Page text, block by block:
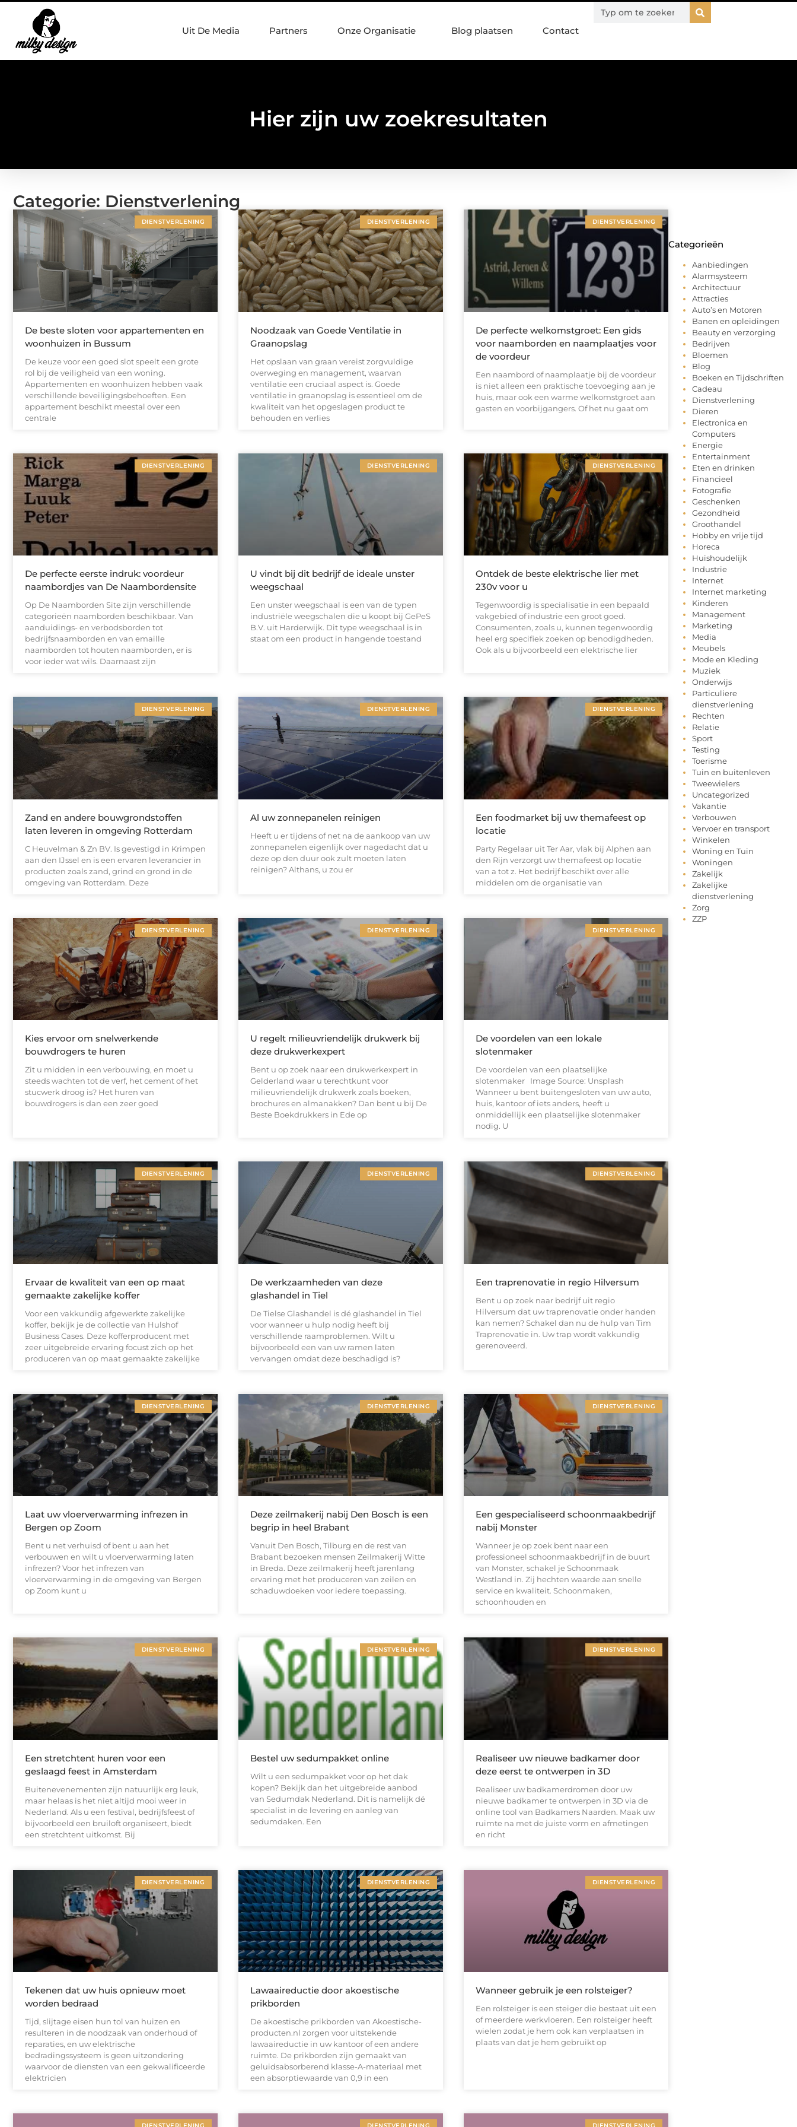
Uit De Media Partners Onze Organisatie Blog plaatsen Contact
Hier zijn uw zoekresultaten
Categorie: Dienstverlening
DIENSTVERLENING
De beste sloten voor appartementen en
woonhuizen in Bussum
De keuze voor een goed slot speelt een grote
rol bij de veiligheid van een woning.
Appartementen en woonhuizen hebben vaak
verschillende beveiligingsbehoeften. Een
appartement beschikt meestal over een
centrale
DIENSTVERLENING
Noodzaak van Goede Ventilatie in
Graanopslag
Het opslaan van graan vereist zorgvuldige
overweging en management, waarvan
ventilatie een cruciaal aspect is. Goede
ventilatie in graanopslag is essentieel om de
kwaliteit van het opgeslagen product te
behouden en verlies
DIENSTVERLENING
De perfecte welkomstgroet: Een gids
voor naamborden en naamplaatjes voor
de voordeur
Een naambord of naamplaatje bij de voordeur
is niet alleen een praktische toevoeging aan je
huis, maar ook een warme welkomstgroet aan
gasten en voorbijgangers. Of het nu gaat om
DIENSTVERLENING
De perfecte eerste indruk: voordeur
naambordjes van De Naambordensite
Op De Naamborden Site zijn verschillende
categorieën naamborden beschikbaar. Van
aanduidings- en verbodsborden tot
bedrijfsnaamborden en van emaille
naamborden tot houten naamborden, er is
voor ieder wat wils. Daarnaast zijn
DIENSTVERLENING
U vindt bij dit bedrijf de ideale unster
weegschaal
Een unster weegschaal is een van de typen
industriële weegschalen die u koopt bij GePeS
B.V. uit Harderwijk. Dit type weegschaal is in
staat om een product in hangende toestand
DIENSTVERLENING
Ontdek de beste elektrische lier met
230v voor u
Tegenwoordig is specialisatie in een bepaald
vakgebied of industrie een groot goed.
Consumenten, zoals u, kunnen tegenwoordig
heel erg specifiek zoeken op benodigdheden.
Ook als u bijvoorbeeld een elektrische lier
DIENSTVERLENING
Zand en andere bouwgrondstoffen
laten leveren in omgeving Rotterdam
C Heuvelman & Zn BV. Is gevestigd in Krimpen
aan den IJssel en is een ervaren leverancier in
producten zoals zand, grind en grond in de
omgeving van Rotterdam. Deze
DIENSTVERLENING
Al uw zonnepanelen reinigen
Heeft u er tijdens of net na de aankoop van uw
zonnepanelen eigenlijk over nagedacht dat u
deze op den duur ook zult moeten laten
reinigen? Althans, u zou er
DIENSTVERLENING
Een foodmarket bij uw themafeest op
locatie
Party Regelaar uit Ter Aar, vlak bij Alphen aan
den Rijn verzorgt uw themafeest op locatie
van a tot z. Het bedrijf beschikt over alle
middelen om de organisatie van
DIENSTVERLENING
Kies ervoor om snelwerkende
bouwdrogers te huren
Zit u midden in een verbouwing, en moet u
steeds wachten tot de verf, het cement of het
stucwerk droog is? Het huren van
bouwdrogers is dan een zeer goed
DIENSTVERLENING
U regelt milieuvriendelijk drukwerk bij
deze drukwerkexpert
Bent u op zoek naar een drukwerkexpert in
Gelderland waar u terechtkunt voor
milieuvriendelijk drukwerk zoals boeken,
brochures en almanakken? Dan bent u bij De
Beste Boekdrukkers in Ede op
DIENSTVERLENING
De voordelen van een lokale
slotenmaker
De voordelen van een plaatselijke
slotenmaker Image Source: Unsplash‍
Wanneer u bent buitengesloten van uw auto,
huis, kantoor of iets anders, heeft u
onmiddellijk een plaatselijke slotenmaker
nodig. U
DIENSTVERLENING
Ervaar de kwaliteit van een op maat
gemaakte zakelijke koffer
Voor een vakkundig afgewerkte zakelijke
koffer, bekijk je de collectie van Hulshof
Business Cases. Deze kofferproducent met
zeer uitgebreide ervaring focust zich op het
produceren van op maat gemaakte zakelijke
DIENSTVERLENING
De werkzaamheden van deze
glashandel in Tiel
De Tielse Glashandel is dé glashandel in Tiel
voor wanneer u hulp nodig heeft bij
verschillende raamproblemen. Wilt u
bijvoorbeeld een van uw ramen laten
vervangen omdat deze beschadigd is?
DIENSTVERLENING
Een traprenovatie in regio Hilversum
Bent u op zoek naar bedrijf uit regio
Hilversum dat uw traprenovatie onder handen
kan nemen? Schakel dan nu de hulp van Tim
Traprenovatie in. Uw trap wordt vakkundig
gerenoveerd.
DIENSTVERLENING
Laat uw vloerverwarming infrezen in
Bergen op Zoom
Bent u net verhuisd of bent u aan het
verbouwen en wilt u vloerverwarming laten
infrezen? Voor het infrezen van
vloerverwarming in de omgeving van Bergen
op Zoom kunt u
DIENSTVERLENING
Deze zeilmakerij nabij Den Bosch is een
begrip in heel Brabant
Vanuit Den Bosch, Tilburg en de rest van
Brabant bezoeken mensen Zeilmakerij Witte
in Breda. Deze zeilmakerij heeft jarenlang
ervaring met het produceren van zeilen en
schaduwdoeken voor iedere toepassing.
DIENSTVERLENING
Een gespecialiseerd schoonmaakbedrijf
nabij Monster
Wanneer je op zoek bent naar een
professioneel schoonmaakbedrijf in de buurt
van Monster, schakel je Schoonmaak
Westland in. Zij hechten waarde aan snelle
service en kwaliteit. Schoonmaken,
schoonhouden en
DIENSTVERLENING
Een stretchtent huren voor een
geslaagd feest in Amsterdam
Buitenevenementen zijn natuurlijk erg leuk,
maar helaas is het niet altijd mooi weer in
Nederland. Als u een festival, bedrijfsfeest of
bijvoorbeeld een bruiloft organiseert, biedt
een stretchtent uitkomst. Bij
DIENSTVERLENING
Bestel uw sedumpakket online
Wilt u een sedumpakket voor op het dak
kopen? Bekijk dan het uitgebreide aanbod
van Sedumdak Nederland. Dit is namelijk dé
specialist in de levering en aanleg van
sedumdaken. Een
DIENSTVERLENING
Realiseer uw nieuwe badkamer door
deze eerst te ontwerpen in 3D
Realiseer uw badkamerdromen door uw
nieuwe badkamer te ontwerpen in 3D via de
online tool van Badkamers Naarden. Maak uw
ruimte na met de juiste vorm en afmetingen
en richt
DIENSTVERLENING
Tekenen dat uw huis opnieuw moet
worden bedraad
Tijd, slijtage eisen hun tol van huizen en
resulteren in de noodzaak van onderhoud of
reparaties, en uw elektrische
bedradingssysteem is geen uitzondering
waarvoor de diensten van een gekwalificeerde
elektricien
DIENSTVERLENING
Lawaaireductie door akoestische
prikborden
De akoestische prikborden van Akoestische-
producten.nl zorgen voor uitstekende
lawaaireductie in uw kantoor of een andere
ruimte. De prikborden zijn gemaakt van
geluidsabsorberend klasse-A-materiaal met
een absorptiewaarde van 0,9 in een
DIENSTVERLENING
Wanneer gebruik je een rolsteiger?
Een rolsteiger is een steiger die bestaat uit een
of meerdere werkvloeren. Een rolsteiger heeft
wielen zodat je hem ook kan verplaatsen in
plaats van dat je hem gebruikt op
Categorieën
Aanbiedingen
Alarmsysteem
Architectuur
Attracties
Auto’s en Motoren
Banen en opleidingen
Beauty en verzorging
Bedrijven
Bloemen
Blog
Boeken en Tijdschriften
Cadeau
Dienstverlening
Dieren
Electronica en
Computers
Energie
Entertainment
Eten en drinken
Financieel
Fotografie
Geschenken
Gezondheid
Groothandel
Hobby en vrije tijd
Horeca
Huishoudelijk
Industrie
Internet
Internet marketing
Kinderen
Management
Marketing
Media
Meubels
Mode en Kleding
Muziek
Onderwijs
Particuliere
dienstverlening
Rechten
Relatie
Sport
Testing
Toerisme
Tuin en buitenleven
Tweewielers
Uncategorized
Vakantie
Verbouwen
Vervoer en transport
Winkelen
Woning en Tuin
Woningen
Zakelijk
Zakelijke
dienstverlening
Zorg
ZZP